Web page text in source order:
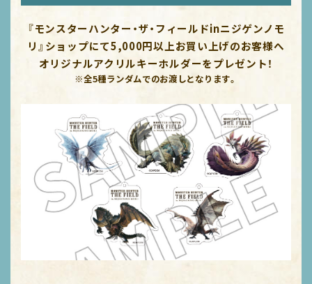
『モンスターハンター・ザ・フィールドinニジゲンノモ
リ』ショップにて5,000円以上お買い上げのお客様へ
オリジナルアクリルキーホルダーをプレゼント！
※全5種ランダムでのお渡しとなります。